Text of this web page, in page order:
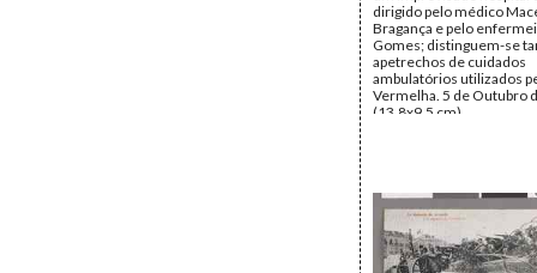
dirigido pelo médico
Bragança e pelo
Gomes; distinguem-se
apetrechos de cuidados
ambulatórios utilizados
Vermelha. 5 de Outubro
(13,8x9,5 cm).
Data:Quarta, 5 de
Fundo:Colecção
Soares/António Pedro
Tipo Documental:ARTE
Página(s):1